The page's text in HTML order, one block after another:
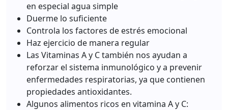
en especial agua simple
Duerme lo suficiente
Controla los factores de estrés emocional
Haz ejercicio de manera regular
Las Vitaminas A y C también nos ayudan a
reforzar el sistema inmunológico y a prevenir
enfermedades respiratorias, ya que contienen
propiedades antioxidantes.
Algunos alimentos ricos en vitamina A y C: